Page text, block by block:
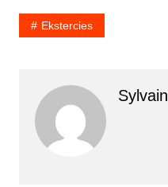
Ekstercies
Sylvain